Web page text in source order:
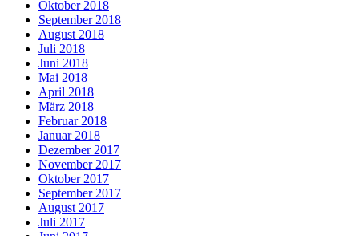
Oktober 2018
September 2018
August 2018
Juli 2018
Juni 2018
Mai 2018
April 2018
März 2018
Februar 2018
Januar 2018
Dezember 2017
November 2017
Oktober 2017
September 2017
August 2017
Juli 2017